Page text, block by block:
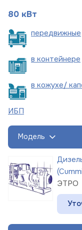
80 кВт
передвижные
в контейнере
в кожухе/
ИБП
Модель
ЭТРО